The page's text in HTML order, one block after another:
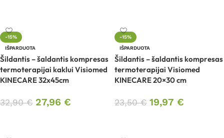
-15%
IŠPARDUOTA
Šildantis – šaldantis kompresas
termoterapijai kaklui Visiomed
KINECARE 32x45cm
32,90€ 27,96 €
-15%
IŠPARDUOTA
Šildantis – šaldantis kompresas
termoterapijai Visiomed
KINECARE 20×30 cm
23,50€ 19,97 €